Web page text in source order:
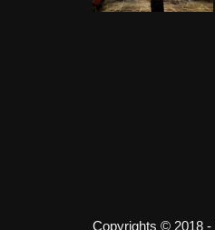
Copyrights © 2018 -